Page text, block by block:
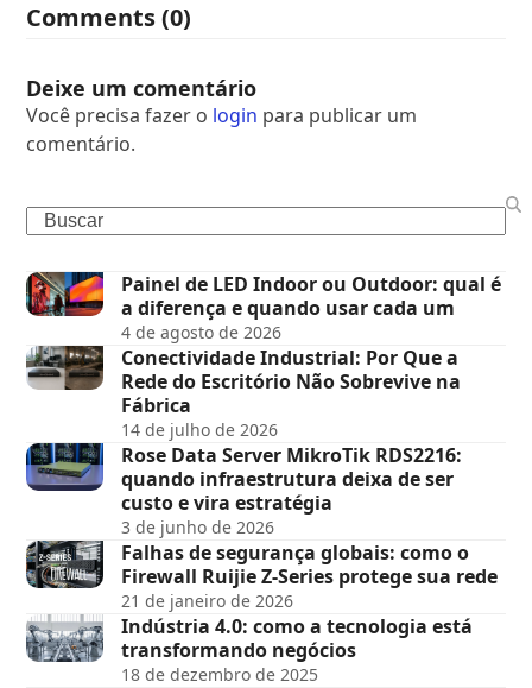
Comments (0)
Deixe um comentário
Você precisa fazer o login para publicar um
comentário.
Painel de LED Indoor ou Outdoor: qual é
a diferença e quando usar cada um
4 de agosto de 2026
Conectividade Industrial: Por Que a
Rede do Escritório Não Sobrevive na
Fábrica
14 de julho de 2026
Rose Data Server MikroTik RDS2216:
quando infraestrutura deixa de ser
custo e vira estratégia
3 de junho de 2026
Falhas de segurança globais: como o
Firewall Ruijie Z-Series protege sua rede
21 de janeiro de 2026
Indústria 4.0: como a tecnologia está
transformando negócios
18 de dezembro de 2025